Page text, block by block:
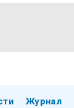
Журнал